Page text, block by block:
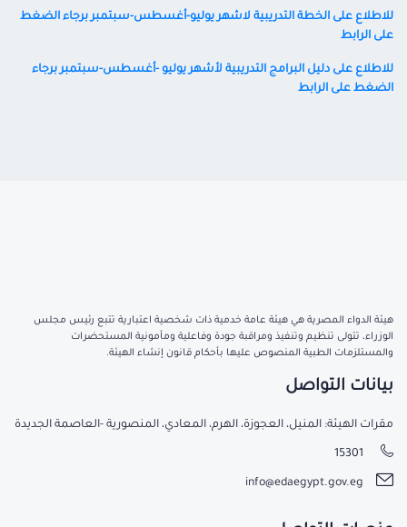
للاطلاع على الخطة التدريبية لاشهر يوليو-أغسطس-سبتمبر برجاء الضغط
على الرابط
للاطلاع على دليل البرامج التدريبية لأشهر يوليو -أغسطس-سبتمبر برجاء
الضغط على الرابط
هيئة الدواء المصرية هي هيئة عامة خدمية ذات شخصية اعتبارية تتبع رئيس مجلس
الوزراء، تتولى تنظيم وتنفيذ ومراقبة جودة وفاعلية ومأمونية المستحضرات
والمستلزمات الطبية المنصوص عليها بأحكام قانون إنشاء الهيئة.
بيانات التواصل
مقرات الهيئة: المنيل، العجوزة، الهرم، المعادي، المنصورية -العاصمة الجديدة
15301
info@edaegypt.gov.eg